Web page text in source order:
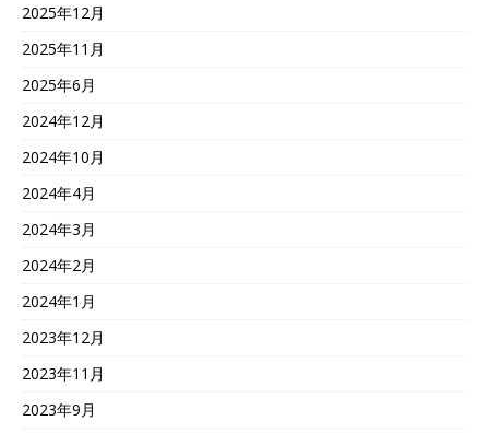
2025年12月
2025年11月
2025年6月
2024年12月
2024年10月
2024年4月
2024年3月
2024年2月
2024年1月
2023年12月
2023年11月
2023年9月